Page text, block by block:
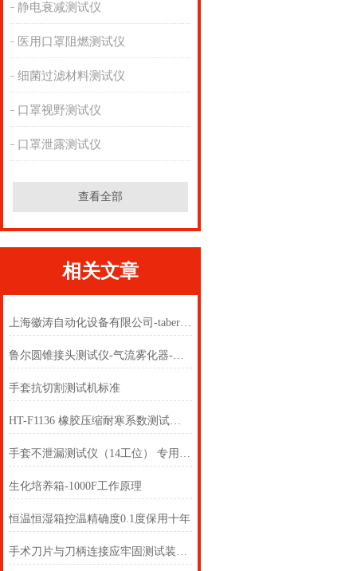
静电衰减测试仪
医用口罩阻燃测试仪
细菌过滤材料测试仪
口罩视野测试仪
口罩泄露测试仪
查看全部
相关文章
上海徽涛自动化设备有限公司-taber耐磨仪（双头）-行业论文
鲁尔圆锥接头测试仪-气流雾化器-全新升级 操作 用法介绍 上海徽涛！
手套抗切割测试机标准
HT-F1136 橡胶压缩耐寒系数测试仪 性能参数
​手套不泄漏测试仪（14工位） 专用生产-上海徽涛
生化培养箱-1000F工作原理
恒温恒湿箱控温精确度0.1度保用十年
手术刀片与刀柄连接应牢固测试装置 应用设计